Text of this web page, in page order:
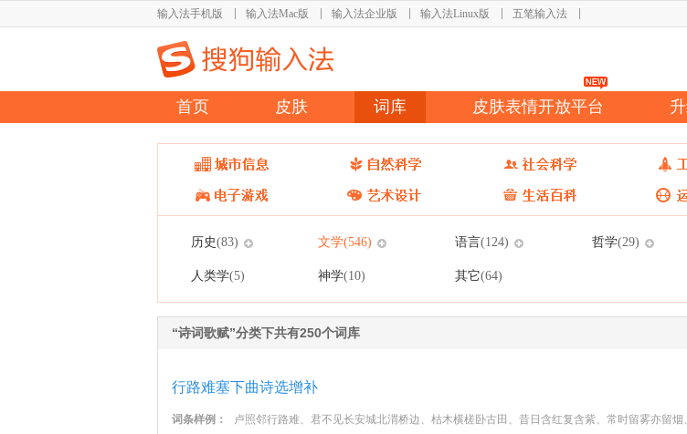
输入法手机版 输入法Mac版 输入法企业版 输入法Linux版 五笔输入法
首页 皮肤 词库 皮肤表情开放平台
历史(83) 文学(546) 语言(124) 哲学(29)
人类学(5) 神学(10) 其它(64)
“诗词歌赋”分类下共有250个词库
行路难塞下曲诗选增补
词条样例：
卢照邻行路难、君不见长安城北渭桥边、枯木横槎卧古田、昔日含红复含紫、常时留雾亦留烟